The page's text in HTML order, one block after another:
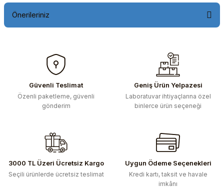
Önerileriniz
konularda yetersiz gördüğünüz noktaları öneri formunu
kullanarak tarafımıza iletebilirsiniz.
Görüş ve önerileriniz için teşekkür ederiz.
Ürün resmi kalitesiz, bozuk veya görüntülenemiyor.
Ürün fiyatı diğer sitelerden daha pahalı.
Bu ürüne benzer farklı alternatifler olmalı.
Güvenli Teslimat
Özenli paketleme, güvenli
gönderim
Geniş Ürün Yelpazesi
Laboratuvar ihtiyaçlarına özel
binlerce ürün seçeneği
3000 TL Üzeri Ücretsiz Kargo
Seçili ürünlerde ücretsiz teslimat
Uygun Ödeme Seçenekleri
Kredi kartı, taksit ve havale
imkânı